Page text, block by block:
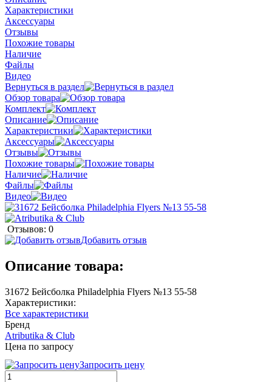
Характеристики
Аксессуары
Отзывы
Похожие товары
Наличие
Файлы
Видео
Вернуться в раздел
Обзор товара
Комплект
Описание
Характеристики
Аксессуары
Отзывы
Похожие товары
Наличие
Файлы
Видео
Отзывов: 0
Добавить отзыв
Описание товара:
31672 Бейсболка Philadelphia Flyers №13 55-58
Характеристики:
Все характеристики
Бренд
Atributika & Club
Цена по запросу
Запросить цену